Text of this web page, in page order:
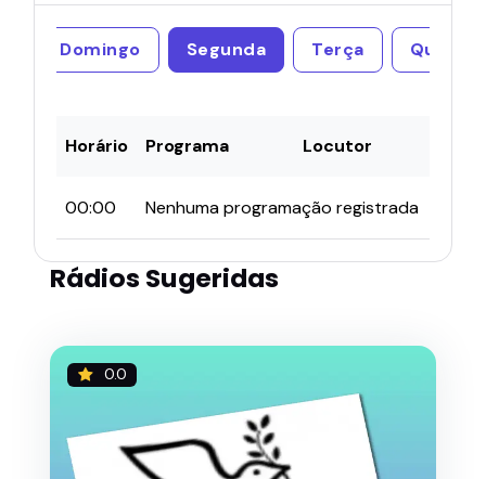
Domingo Segunda Terça Quarta
Horário Programa Locutor
00:00 Nenhuma programação registrada
Rádios Sugeridas
0.0